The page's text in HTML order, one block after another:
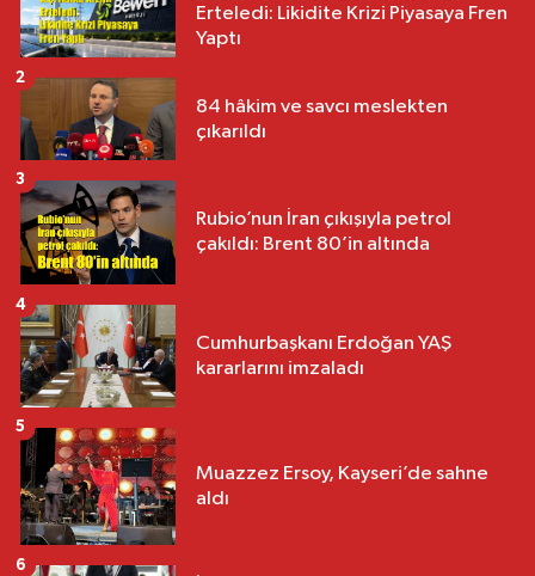
Erteledi: Likidite Krizi Piyasaya Fren
Yaptı
84 hâkim ve savcı meslekten
çıkarıldı
2
Rubio’nun İran çıkışıyla petrol
çakıldı: Brent 80’in altında
3
Cumhurbaşkanı Erdoğan YAŞ
kararlarını imzaladı
4
Muazzez Ersoy, Kayseri’de sahne
aldı
5
6